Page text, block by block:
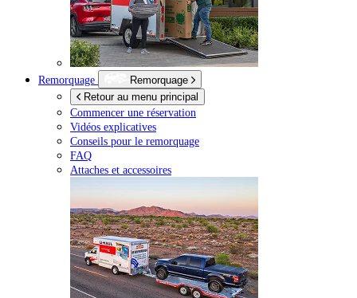
Remorquage
Remorquage
Retour au menu principal
Commencer une réservation
Vidéos explicatives
Conseils pour le remorquage
FAQ
Attaches et accessoires